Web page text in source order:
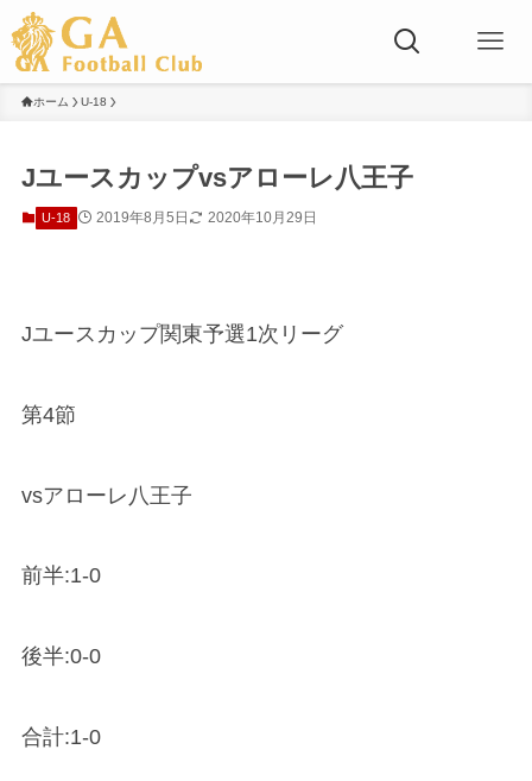
ホーム U-18
Jユースカップvsアローレ八王子
U-18 2019年8月5日 2020年10月29日
Jユースカップ関東予選1次リーグ
第4節
vsアローレ八王子
前半:1-0
後半:0-0
合計:1-0